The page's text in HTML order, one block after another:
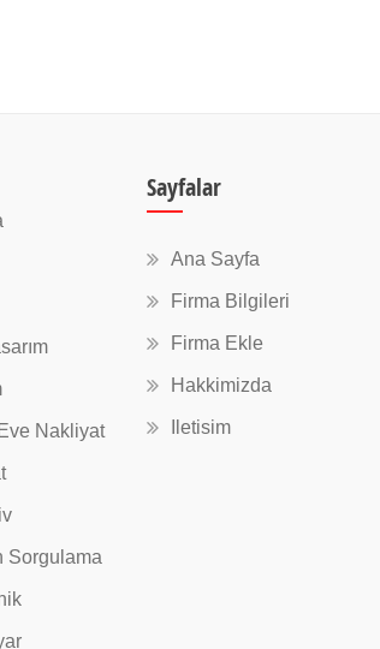
Nakliyat
Sorgulama
Sayfalar
Ana Sayfa
Firma Bilgileri
Firma Ekle
Hakkimizda
Iletisim